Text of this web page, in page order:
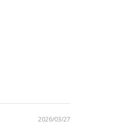
2026/03/27